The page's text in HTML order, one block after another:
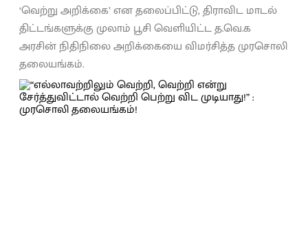
‘வெற்று அறிக்கை’ என தலைப்பிட்டு, திராவிட மாடல்
திட்டங்களுக்கு முலாம் பூசி வெளியிட்ட த.வெ.க
அரசின் நிதிநிலை அறிக்கையை விமர்சித்த முரசொலி
தலையங்கம்.